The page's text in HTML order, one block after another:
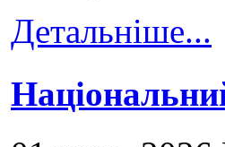
Детальніше...